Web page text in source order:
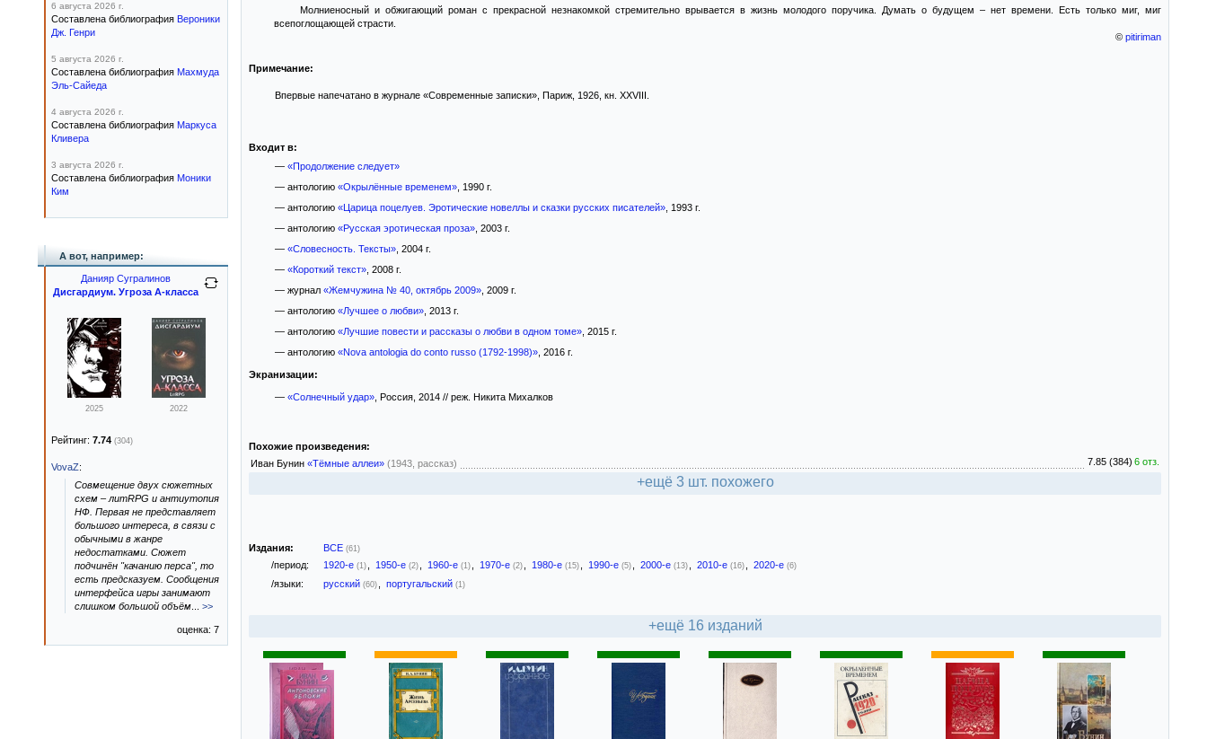
Молниеносный и обжигающий роман с прекрасной незнакомкой стремительно врывается в жизнь молодого поручика. Думать о будущем – нет времени. Есть только миг, миг
всепоглощающей страсти.
© pitiriman
Примечание:
Впервые напечатано в журнале «Современные записки», Париж, 1926, кн. XXVIII.
Входит в:
— «Продолжение следует»
— антологию «Окрылённые временем», 1990 г.
— антологию «Царица поцелуев. Эротические новеллы и сказки русских писателей», 1993 г.
— антологию «Русская эротическая проза», 2003 г.
— «Словесность. Тексты», 2004 г.
— «Короткий текст», 2008 г.
— журнал «Жемчужина № 40, октябрь 2009», 2009 г.
— антологию «Лучшее о любви», 2013 г.
— антологию «Лучшие повести и рассказы о любви в одном томе», 2015 г.
— антологию «Nova antologia do conto russo (1792-1998)», 2016 г.
Экранизации:
— «Солнечный удар», Россия, 2014 // реж. Никита Михалков
Похожие произведения:
Иван Бунин «Тёмные аллеи» (1943, рассказ) 7.85 (384) 6 отз.
+ещё 3 шт. похожего
Издания: ВСЕ (61)
/период: 1920-е (1) 1950-е (2) 1960-е (1) 1970-е (2) 1980-е (15) 1990-е (5) 2000-е (13) 2010-е (16) 2020-е (6)
/языки: русский (60) португальский (1)
+ещё 16 изданий
6 августа 2026 г.
Составлена библиография Вероники
Дж. Генри
5 августа 2026 г.
Составлена библиография Махмуда
Эль-Сайеда
4 августа 2026 г.
Составлена библиография Маркуса
Кливера
3 августа 2026 г.
Составлена библиография Моники
Ким
А вот, например:
Данияр Сугралинов
Дисгардиум. Угроза А-класса
2025 2022
Рейтинг: 7.74 (304)
VovaZ:
Совмещение двух сюжетных
схем – литRPG и антиутопия
НФ. Первая не представляет
большого интереса, в связи с
обычными в жанре
недостатками. Сюжет
подчинён "качанию перса", то
есть предсказуем. Сообщения
интерфейса игры занимают
слишком большой объём
>>
оценка: 7